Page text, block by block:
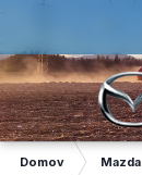
Domov Mazda